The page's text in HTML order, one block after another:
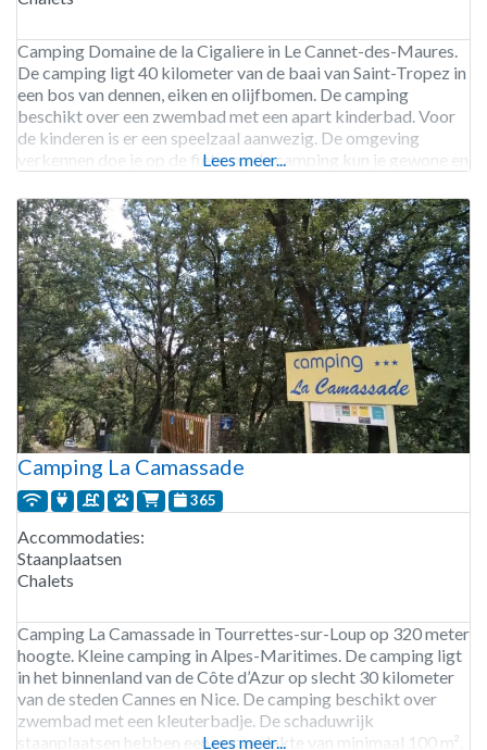
Camping Domaine de la Cigaliere in Le Cannet-des-Maures.
De camping ligt 40 kilometer van de baai van Saint-Tropez in
een bos van dennen, eiken en olijfbomen. De camping
beschikt over een zwembad met een apart kinderbad. Voor
de kinderen is er een speelzaal aanwezig. De omgeving
verkennen doe je op de fiets, op de camping kun je gewone en
Lees meer...
Camping La Camassade
365
Accommodaties:
Staanplaatsen
Chalets
Camping La Camassade in Tourrettes-sur-Loup op 320 meter
hoogte. Kleine camping in Alpes-Maritimes. De camping ligt
in het binnenland van de Côte d’Azur op slecht 30 kilometer
van de steden Cannes en Nice. De camping beschikt over
zwembad met een kleuterbadje. De schaduwrijk
staanplaatsen hebben een oppervlakte van minimaal 100 m².
Lees meer...